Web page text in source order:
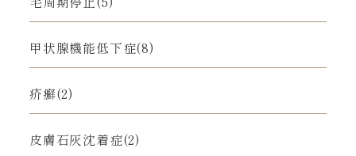
甲状腺機能低下症(8)
疥癬(2)
皮膚石灰沈着症(2)